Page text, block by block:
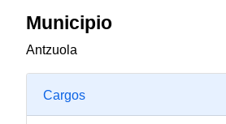
Municipio
Antzuola
Cargos